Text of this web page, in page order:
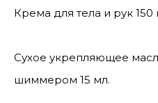
Крема для тела и рук 150
Сухое укрепляющее
шиммером 15 мл.